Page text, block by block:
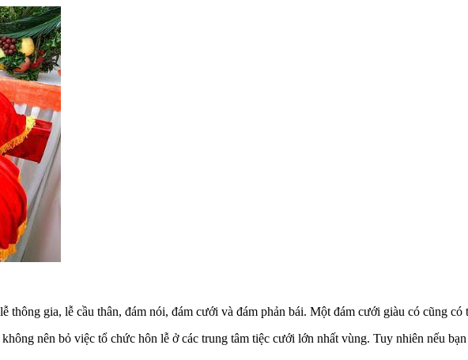
thông gia, lễ cầu thân, đám nói, đám cưới và đám phản bái. Một đám cưới giàu có cũng
nên bỏ việc tổ chức hôn lễ ở các trung tâm tiệc cưới lớn nhất vùng. Tuy nhiên nếu